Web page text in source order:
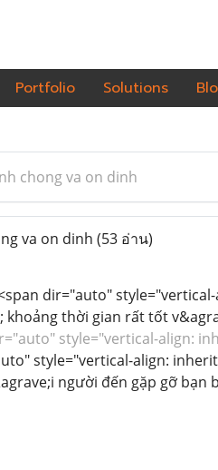
Portfolio Solutions
chong va on dinh
va on dinh (53 อ่าน)
dir="auto"
thời gian rất tốt
style="vertical-align:
style="vertical-align:
người đến gặp gỡ bạn